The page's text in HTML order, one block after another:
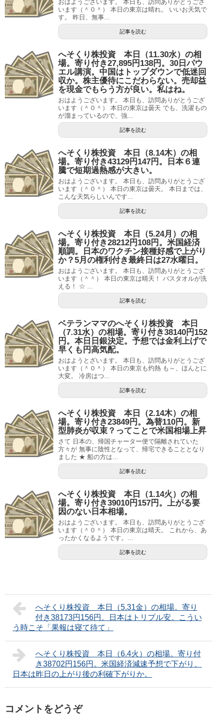
おはようございます。 本日も、訪問ありがとうござ
います（＾０＾） 本日の東京は晴れ。 いいお天気で
す。 昨日、無事...
記事を読む
へそくり株投資 本日（11.30水）の相
場。寄り付き27,895円138円。30日パウ
エル講演。中国はトップダウンで低迷回
収か。株主優待にこだわらない。売却益
を現金でもらう方が良い。私はね。
おはようございます。 本日も、訪問ありがとうござ
います（＾０＾） 本日の東京は曇天 でも、洗濯もの
が溜まっているので、強...
記事を読む
へそくり株投資 本日（8.14木）の相
場。寄り付き43129円147円。日本６連
騰で短期過熱感が大きい。
おはようございます。 本日も、訪問ありがとうござ
います（＾０＾） 本日の東京は曇天。 本日までは、
こんな天気らしいんです...
記事を読む
へそくり株投資 本日（5.24月）の相
場。寄り付き28212円108円。米国経済
順調。日本のワクチン接種好感で上がり
か？5月の権利付き最終日は27水曜日。
おはようございます。 本日も、訪問ありがとうござ
います（＾＾） 本日の東京は晴天！ バスタオルが洗
える！ ☆ ...
記事を読む
ベテランママのへそくり株投資 本日
（7.31水）の相場。寄り付き38140円152
円。本日日銀決定。予想では金利上げで
早くも円高気配。
おはようとざいます。 本日も、訪問ありがとうござ
います（＾０＾） 本日の東京も灼熱 も～、ほんとに
大変。 冷房はつ...
記事を読む
へそくり株投資 本日（2.14木）の相
場。寄り付き23849円。為替110円。新
型肺炎が収束？ってことで米国相場上昇
さて 日本の、帰国チャーター便で隔離されていた
方々が 無事に陰性となって、帰宅できることとなり
ました ★ 船の方は...
記事を読む
へそくり株投資 本日（1.14火）の相
場。寄り付き39010円157円。上がる要
因のない日本相場。
おはようございます。 本日も、訪問ありがとうござ
います（＾０＾） 本日の東京は晴天。 これから、あ
ったかくなるようです。...
記事を読む
へそくり株投資 本日（5.31金）の相場。寄り
付き38173円156円。日本はトリプル安。こうい
う時こそ「果報は寝て待て」
へそくり株投資 本日（6.4火）の相場。寄り付
き38702円156円。米国経済減速予想で下がり、
日本は昨日の上がり後の利確下がりか。
コメントをどうぞ